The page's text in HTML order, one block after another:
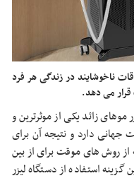
ناخوشایند در زندگی هر فرد
قرار می دهد.
موهای زائد یکی از موثرترین و
جهانی دارد و نتیجه آن برای
روش های موقت برای از بین
استفاده از دستگاه لیزر